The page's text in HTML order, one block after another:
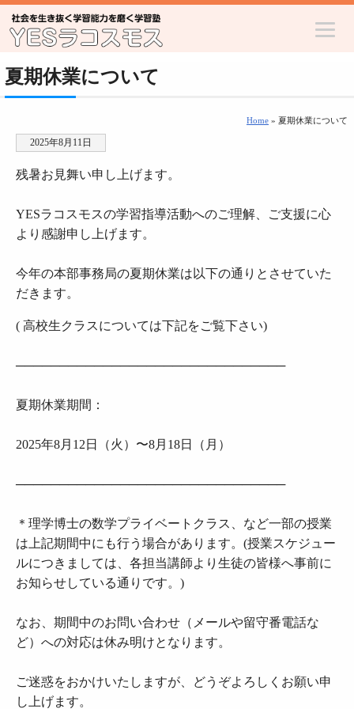
夏期休業について
Home » 夏期休業について
2025年8月11日
残暑お見舞い申し上げます。
YESラコスモスの学習指導活動へのご理解、ご支援に心
より感謝申し上げます。
今年の本部事務局の夏期休業は以下の通りとさせていた
だきます。
( 高校生クラスについては下記をご覧下さい)
───────────────────────────────
夏期休業期間：
2025年8月12日（火）〜8月18日（月）
───────────────────────────────
＊理学博士の数学プライベートクラス、など一部の授業
は上記期間中にも行う場合があります。(授業スケジュー
ルにつきましては、各担当講師より生徒の皆様へ事前に
お知らせしている通りです。)
なお、期間中のお問い合わせ（メールや留守番電話な
ど）への対応は休み明けとなります。
ご迷惑をおかけいたしますが、どうぞよろしくお願い申
し上げます。